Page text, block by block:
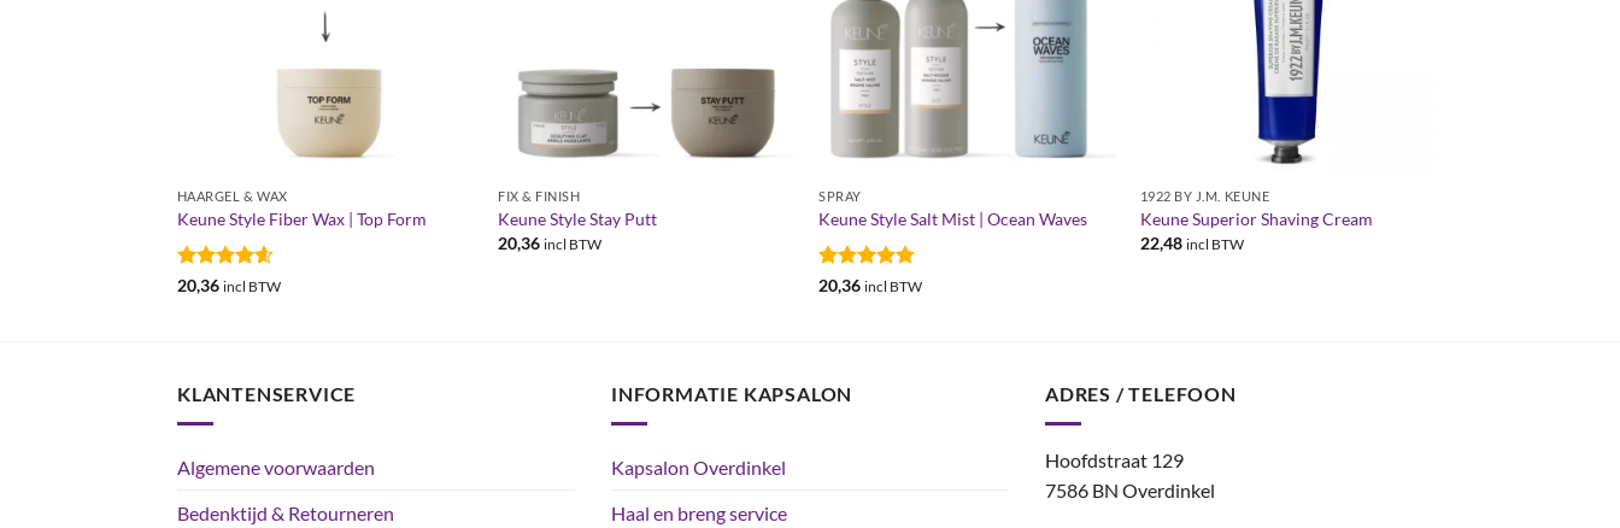
HAARGEL & WAX
Keune Style Fiber Wax | Top Form
Gewaardeerd
20,36 incl BTW
FIX & FINISH
Keune Style Stay Putt
20,36 incl BTW
SPRAY
Keune Style Salt Mist | Ocean Waves
Gewaardeerd
20,36 incl BTW
1922 BY J.M. KEUNE
Keune Superior Shaving Cream
22,48 incl BTW
KLANTENSERVICE
Algemene voorwaarden
Bedenktijd & Retourneren
INFORMATIE KAPSALON
Kapsalon Overdinkel
Haal en breng service
ADRES / TELEFOON
Hoofdstraat 129
7586 BN Overdinkel